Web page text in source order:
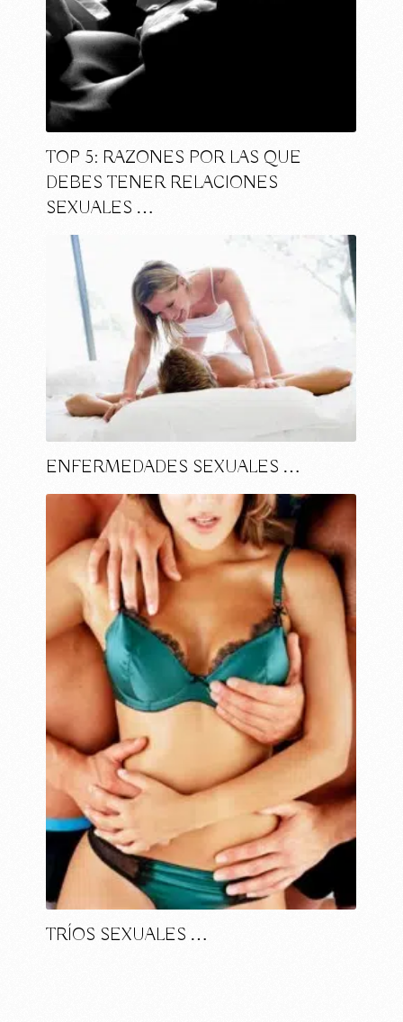
TOP 5: RAZONES POR LAS QUE
DEBES TENER RELACIONES
SEXUALES …
ENFERMEDADES SEXUALES …
TRÍOS SEXUALES …